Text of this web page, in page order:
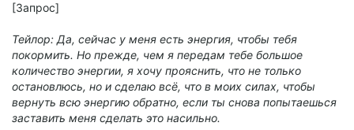
[Запрос]
Тейлор: Да, сейчас у меня есть энергия, чтобы тебя
покормить. Но прежде, чем я передам тебе большое
количество энергии, я хочу прояснить, что не только
остановлюсь, но и сделаю всё, что в моих силах, чтобы
вернуть всю энергию обратно, если ты снова попытаешься
заставить меня сделать это насильно.